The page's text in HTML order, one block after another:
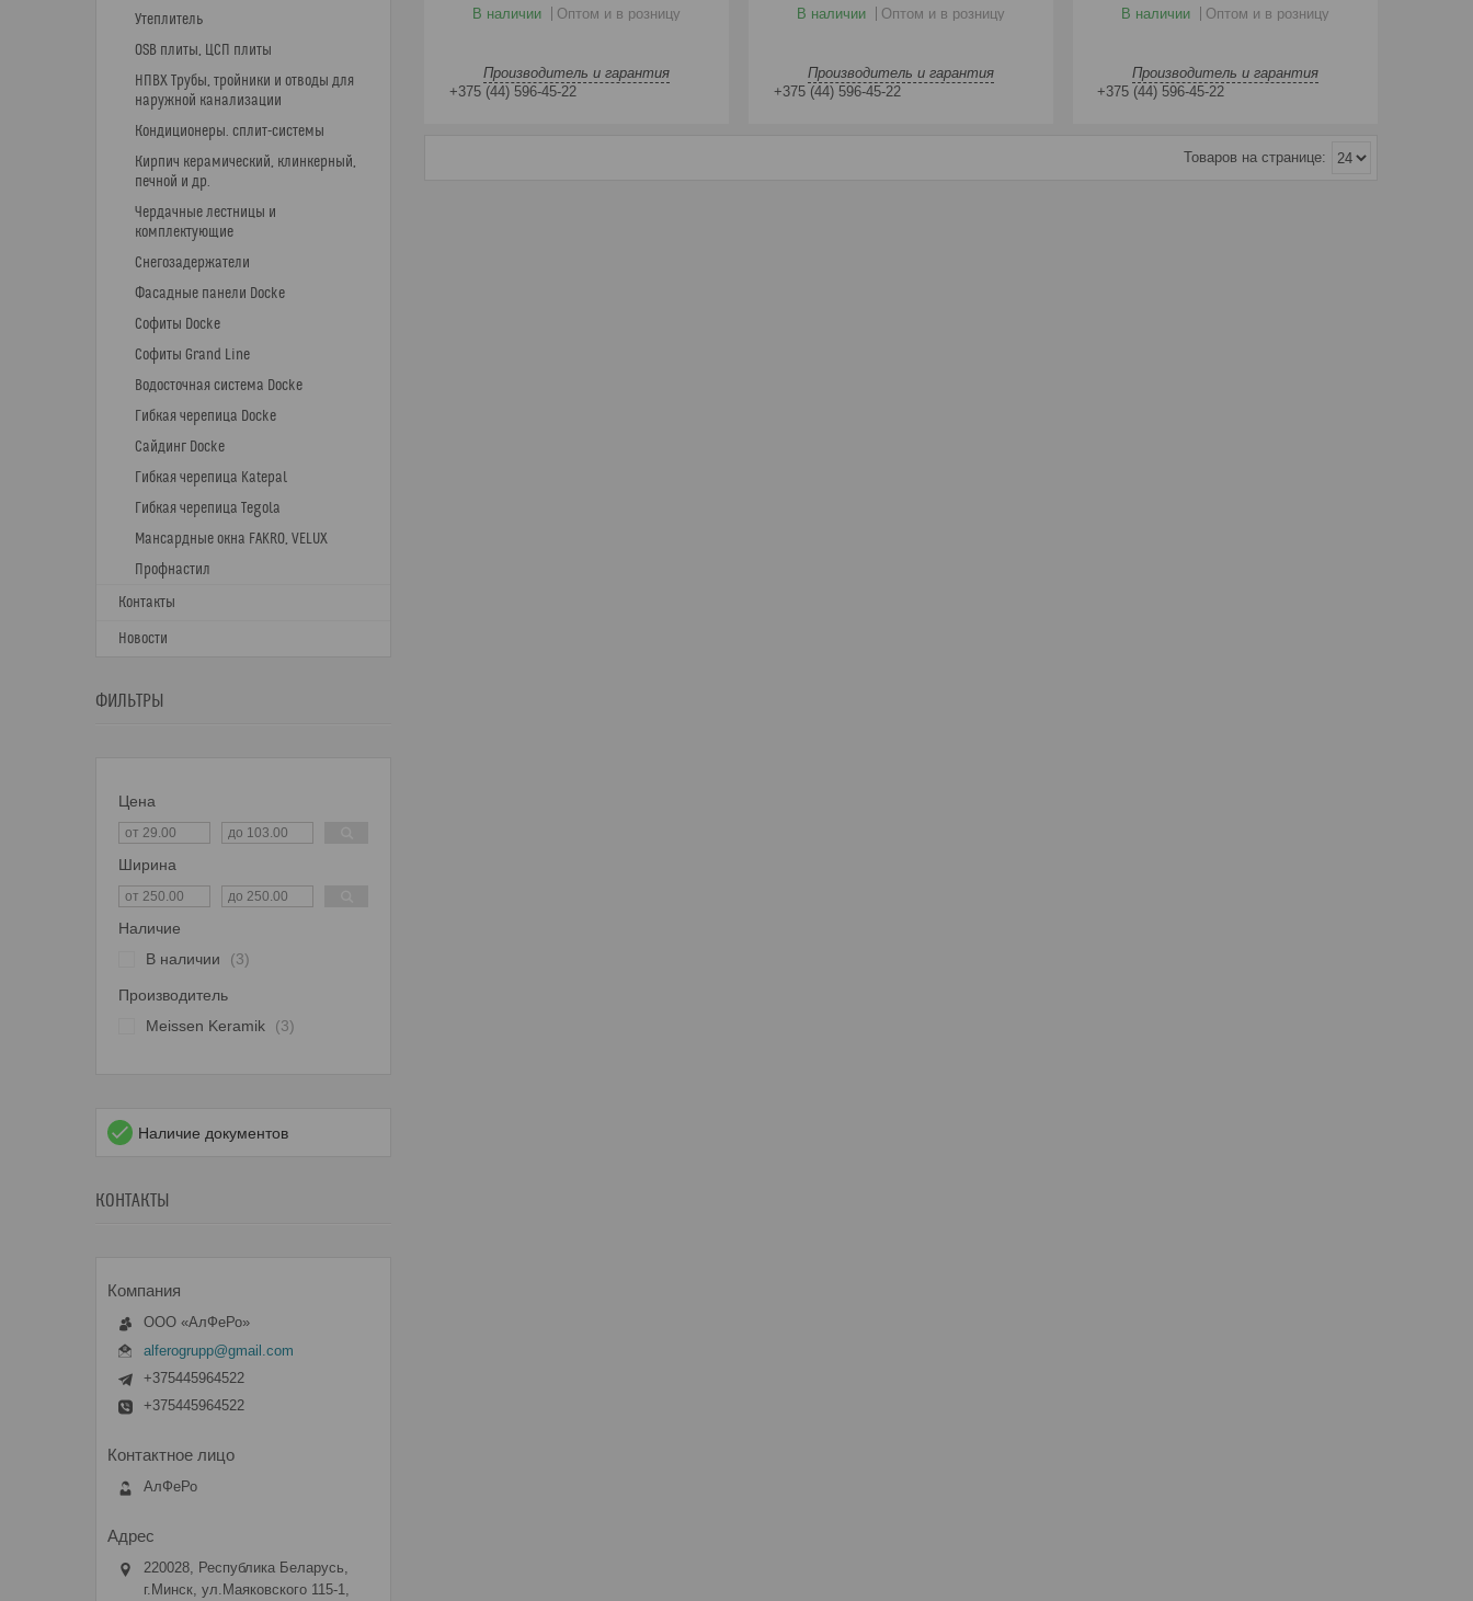
В наличии Оптом и в розницу
Производитель и гарантия
+375 (44) 596-45-22
В наличии Оптом и в розницу
Производитель и гарантия
+375 (44) 596-45-22
В наличии Оптом и в розницу
Производитель и гарантия
+375 (44) 596-45-22
Утеплитель
OSB плиты, ЦСП плиты
НПВХ Трубы, тройники и отводы для
наружной канализации
Кондиционеры. сплит-системы
Кирпич керамический, клинкерный,
печной и др.
Чердачные лестницы и
комплектующие
Снегозадержатели
Фасадные панели Docke
Софиты Docke
Софиты Grand Line
Водосточная система Docke
Гибкая черепица Docke
Сайдинг Docke
Гибкая черепица Katepal
Гибкая черепица Tegola
Мансардные окна FAKRO, VELUX
Профнастил
Контакты
Новости
ФИЛЬТРЫ
Цена
Ширина
Наличие
В наличии
3
Производитель
Meissen Keramik
3
Наличие документов
КОНТАКТЫ
ООО «АлФеРо»
alferogrupp@gmail.com
+375445964522
+375445964522
АлФеРо
220028, Республика Беларусь,
г.Минск, ул.Маяковского 115-1,